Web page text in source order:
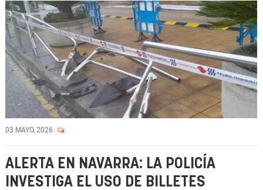
03 MAYO, 2026
ALERTA EN NAVARRA: LA POLICÍA
INVESTIGA EL USO DE BILLETES